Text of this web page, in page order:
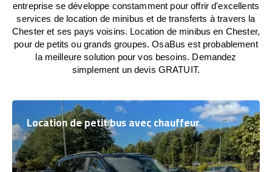
entreprise se développe constamment pour offrir d'excellents
services de location de minibus et de transferts à travers la
Chester et ses pays voisins. Location de minibus en Chester,
pour de petits ou grands groupes. OsaBus est probablement
la meilleure solution pour vos besoins. Demandez
simplement un devis GRATUIT.
Location de petit bus avec chauffeur